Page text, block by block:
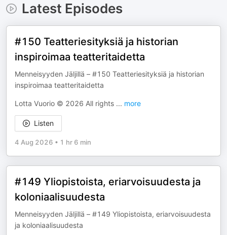
Latest Episodes
#150 Teatteriesityksiä ja historian
inspiroimaa teatteritaidetta
Menneisyyden Jäljillä – #150 Teatteriesityksiä ja historian
inspiroimaa teatteritaidetta
Lotta Vuorio © 2026 All rights ... more
Listen
4 Aug 2026 • 1 hr 6 min
#149 Yliopistoista, eriarvoisuudesta ja
koloniaalisuudesta
Menneisyyden Jäljillä – #149 Yliopistoista, eriarvoisuudesta
ja koloniaalisuudesta